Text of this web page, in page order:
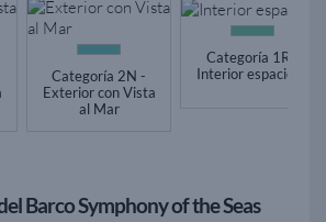
Categoría 2N -
Exterior con Vista
al Mar
Categoría 1R -
Interior espacioso
Barco Symphony of the Seas